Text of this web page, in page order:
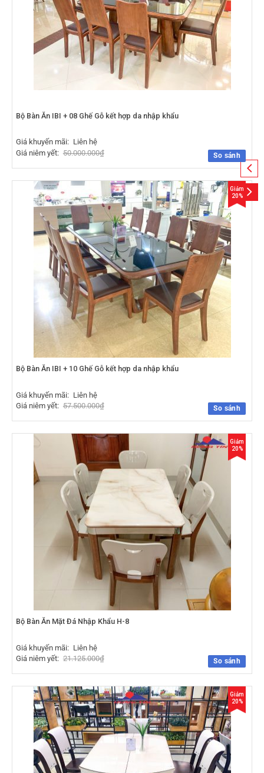
So sánh
Bộ Bàn Ăn IBI + 08 Ghế Gỗ kết hợp da nhập khẩu
Giá khuyến mãi: Liên hệ
Giá niêm yết: 50.000.000₫
So sánh
Giảm
20%
Bộ Bàn Ăn IBI + 10 Ghế Gỗ kết hợp da nhập khẩu
Giá khuyến mãi: Liên hệ
Giá niêm yết: 57.500.000₫
So sánh
Giảm
20%
Bộ Bàn Ăn Mặt Đá Nhập Khẩu H-8
Giá khuyến mãi: Liên hệ
Giá niêm yết: 21.125.000₫
Giảm
20%